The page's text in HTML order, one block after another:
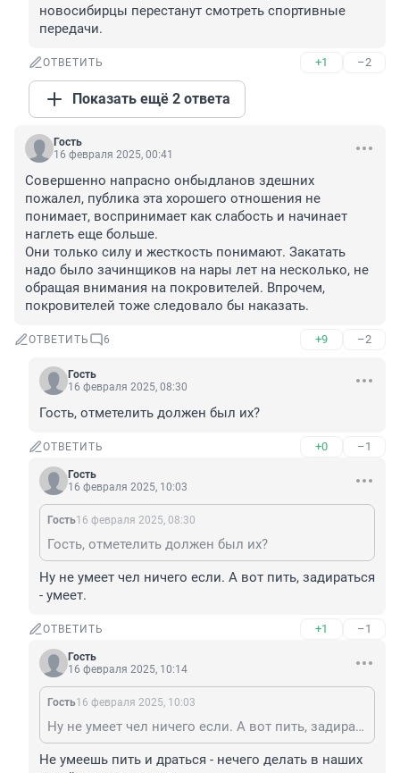
новосибирцы перестанут смотреть спортивные
передачи.
ОТВЕТИТЬ +1 –2
Показать ещё 2 ответа
Гость
16 февраля 2025, 00:41
Совершенно напрасно онбыдланов здешних
пожалел, публика эта хорошего отношения не
понимает, воспринимает как слабость и начинает
наглеть еще больше.
Они только силу и жесткость понимают. Закатать
надо было зачинщиков на нары лет на несколько, не
обращая внимания на покровителей. Впрочем,
покровителей тоже следовало бы наказать.
ОТВЕТИТЬ 6 +9 –2
Гость
16 февраля 2025, 08:30
Гость, отметелить должен был их?
ОТВЕТИТЬ +0 –1
Гость
16 февраля 2025, 10:03
Гость16 февраля 2025, 08:30
Гость, отметелить должен был их?
Ну не умеет чел ничего если. А вот пить, задираться
- умеет.
ОТВЕТИТЬ +1 –1
Гость
16 февраля 2025, 10:14
Гость16 февраля 2025, 10:03
Ну не умеет чел ничего если. А вот пить, задираться - умеет.
Не умеешь пить и драться - нечего делать в наших